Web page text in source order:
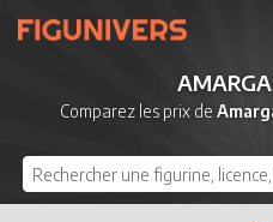
Comparez les prix de